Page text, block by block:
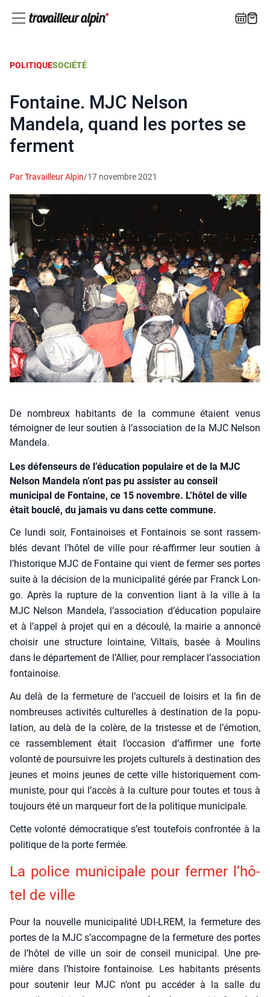
POLITIQUESOCIÉTÉ
Fontaine. MJC Nelson
Mandela, quand les portes se
ferment
Par Travailleur Alpin/17 novembre 2021
De nombreux habitants de la commune étaient venus
témoigner de leur soutien à l’association de la MJC Nelson
Mandela.
Les défenseurs de l’éducation populaire et de la MJC
Nelson Mandela n’ont pas pu assister au conseil
municipal de Fontaine, ce 15 novembre. L’hôtel de ville
était bouclé, du jamais vu dans cette commune.
Ce lun­di soir, Fon­tai­noises et Fon­tai­nois se sont ras­sem­
blés devant l’hô­tel de ville pour ré-affir­mer leur sou­tien à
l’his­to­rique MJC de Fon­taine qui vient de fer­mer ses portes
suite à la déci­sion de la muni­ci­pa­li­té gérée par Franck Lon­
go. Après la rup­ture de la conven­tion liant à la ville à la
MJC Nel­son Man­de­la, l’as­so­cia­tion d’é­du­ca­tion popu­laire
et à l’ap­pel à pro­jet qui en a décou­lé, la mai­rie a annon­cé
choi­sir une struc­ture loin­taine, Vil­taïs, basée à Mou­lins
dans le dépar­te­ment de l’Al­lier, pour rem­pla­cer l’as­so­cia­tion
fon­tai­noise.
Au delà de la fer­me­ture de l’ac­cueil de loi­sirs et la fin de
nom­breuses acti­vi­tés cultu­relles à des­ti­na­tion de la popu­
la­tion, au delà de la colère, de la tris­tesse et de l’é­mo­tion,
ce ras­sem­ble­ment était l’oc­ca­sion d’af­fir­mer une forte
volon­té de pour­suivre les pro­jets cultu­rels à des­ti­na­tion des
jeunes et moins jeunes de cette ville his­to­ri­que­ment com­
mu­niste, pour qui l’accès à la culture pour toutes et tous à
tou­jours été un mar­queur fort de la poli­tique muni­ci­pale.
Cette volon­té démo­cra­tique s’est tou­te­fois confron­tée à la
poli­tique de la porte fer­mée.
La police muni­ci­pale pour fer­mer l’hô­
tel de ville
Pour la nou­velle muni­ci­pa­li­té UDI-LREM, la fer­me­ture des
portes de la MJC s’ac­com­pagne de la fer­me­ture des portes
de l’hô­tel de ville un soir de conseil muni­ci­pal. Une pre­
mière dans l’his­toire fon­tai­noise. Les habi­tants pré­sents
pour sou­te­nir leur MJC n’ont pu accé­der à la salle du